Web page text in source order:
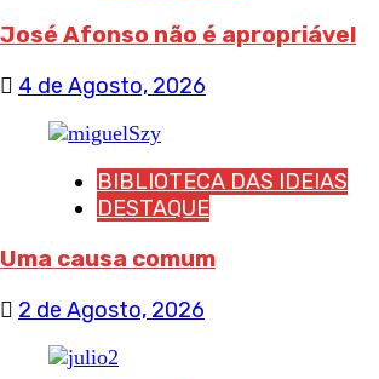
José Afonso não é apropriável
4 de Agosto, 2026
BIBLIOTECA DAS IDEIAS
DESTAQUE
Uma causa comum
2 de Agosto, 2026